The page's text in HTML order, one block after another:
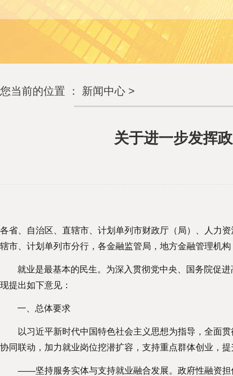
您当前的位置 ： 新闻中心 >
关于进一步发挥
各省、自治区、直辖市、计划单列市财政厅（局）、人力
辖市、计划单列市分行，各金融监管局，地方金融管理机
就业是最基本的民生。为深入贯彻党中央、国务院促进
现提出如下意见：
一、总体要求
以习近平新时代中国特色社会主义思想为指导，全面贯
协同联动，加力就业岗位挖潜扩容，支持重点群体创业，
——坚持服务实体与支持就业融合发展。政府性融资担保